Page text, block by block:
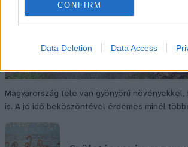
CONFIRM
Data Deletion Data Access
Magyarország tele van gyönyörű növényekkel,
is. A jó idő beköszöntével érdemes minél